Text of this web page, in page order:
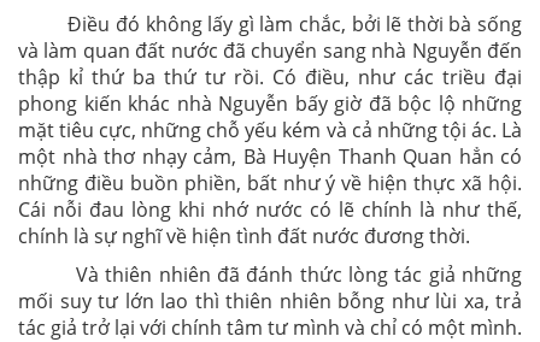
Điều đó không lấy gì làm chắc, bởi lẽ thời bà sống
và làm quan đất nước đã chuyển sang nhà Nguyễn đến
thập kỉ thứ ba thứ tư rồi. Có điều, như các triều đại
phong kiến khác nhà Nguyễn bấy giờ đã bộc lộ những
mặt tiêu cực, những chỗ yếu kém và cả những tội ác. Là
một nhà thơ nhạy cảm, Bà Huyện Thanh Quan hẳn có
những điều buồn phiền, bất như ý về hiện thực xã hội.
Cái nỗi đau lòng khi nhớ nước có lẽ chính là như thế,
chính là sự nghĩ về hiện tình đất nước đương thời.
Và thiên nhiên đã đánh thức lòng tác giả những
mối suy tư lớn lao thì thiên nhiên bỗng như lùi xa, trả
tác giả trở lại với chính tâm tư mình và chỉ có một mình.